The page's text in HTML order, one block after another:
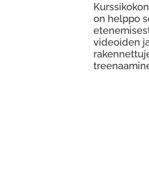
on helppo
videoiden